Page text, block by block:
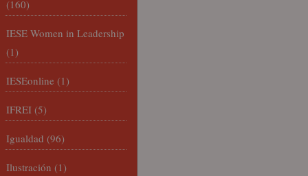
(160)
IESE Women in Leadership
(1)
IESEonline (1)
IFREI (5)
Igualdad (96)
Ilustración (1)